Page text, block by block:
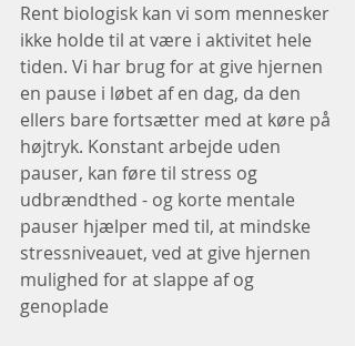
Rent biologisk kan vi som mennesker
ikke holde til at være i aktivitet hele
tiden. Vi har brug for at give hjernen
en pause i løbet af en dag, da den
ellers bare fortsætter med at køre på
højtryk. Konstant arbejde uden
pauser, kan føre til stress og
udbrændthed - og korte mentale
pauser hjælper med til, at mindske
stressniveauet, ved at give hjernen
mulighed for at slappe af og
genoplade